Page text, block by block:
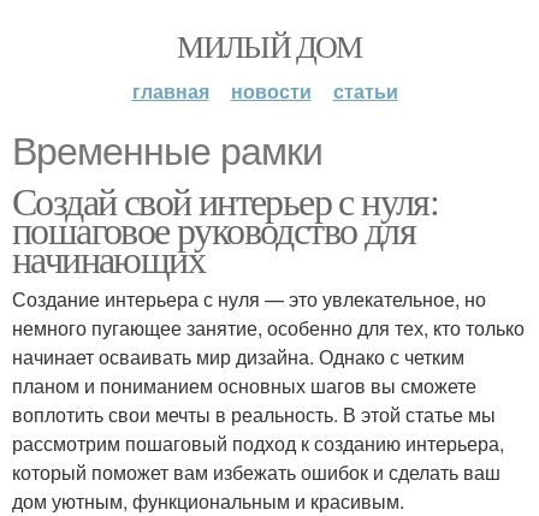
МИЛЫЙ ДОМ
главная новости статьи
Временные рамки
Создай свой интерьер с нуля:
пошаговое руководство для
начинающих
Создание интерьера с нуля — это увлекательное, но
немного пугающее занятие, особенно для тех, кто только
начинает осваивать мир дизайна. Однако с четким
планом и пониманием основных шагов вы сможете
воплотить свои мечты в реальность. В этой статье мы
рассмотрим пошаговый подход к созданию интерьера,
который поможет вам избежать ошибок и сделать ваш
дом уютным, функциональным и красивым.